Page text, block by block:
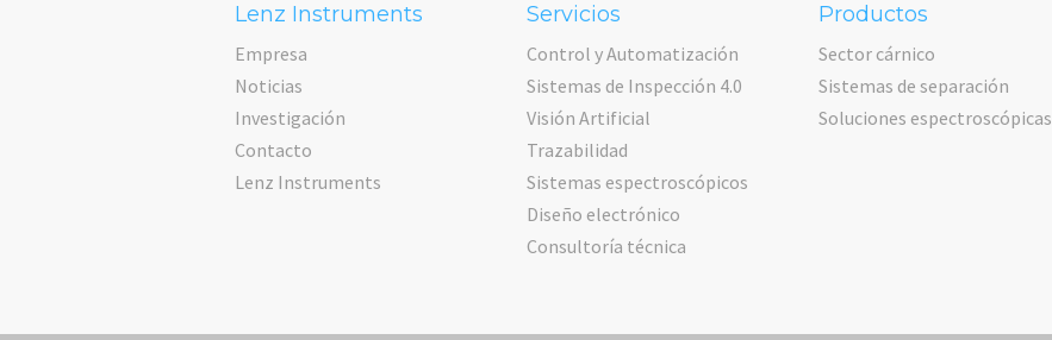
Lenz Instruments
Empresa
Noticias
Investigación
Contacto
Lenz Instruments
Servicios
Control y Automatización
Sistemas de Inspección 4.0
Visión Artificial
Trazabilidad
Sistemas espectroscópicos
Diseño electrónico
Consultoría técnica
Productos
Sector cárnico
Sistemas de separación
Soluciones espectroscópicas